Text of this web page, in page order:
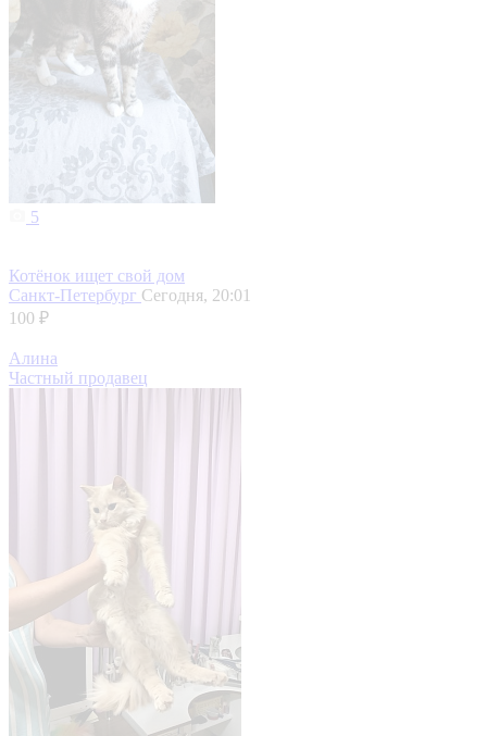
5
Котёнок ищет свой дом
Санкт-Петербург Сегодня, 20:01
100 ₽
Алина
Частный продавец